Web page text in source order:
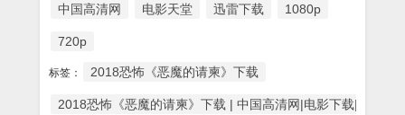
中国高清网 电影天堂 迅雷下载 1080p
720p
标签： 2018恐怖《恶魔的请柬》下载
2018恐怖《恶魔的请柬》下载 | 中国高清网|电影下载|高清电